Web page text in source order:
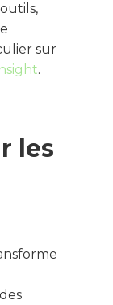
sur
.
les